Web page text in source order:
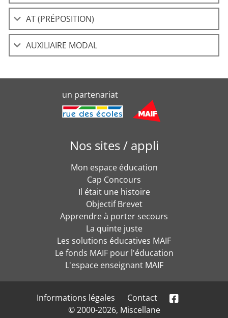
AT (PRÉPOSITION)
AUXILIAIRE MODAL
un partenariat
Nos sites / appli
Mon espace éducation
Cap Concours
Il était une histoire
Objectif Brevet
Apprendre à porter secours
La quinte juste
Les solutions éducatives MAIF
Le fonds MAIF pour l'éducation
L'espace enseignant MAIF
Informations légales
Contact
© 2000-2026, Miscellane